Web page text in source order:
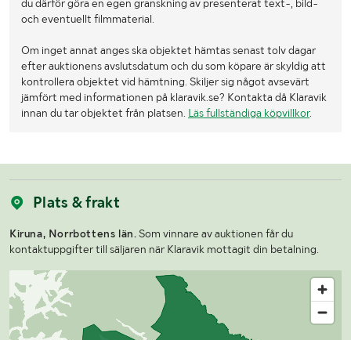
du därför göra en egen granskning av presenterat text-, bild-
och eventuellt filmmaterial.
Om inget annat anges ska objektet hämtas senast tolv dagar
efter auktionens avslutsdatum och du som köpare är skyldig att
kontrollera objektet vid hämtning. Skiljer sig något avsevärt
jämfört med informationen på klaravik.se? Kontakta då Klaravik
innan du tar objektet från platsen. Läs fullständiga köpvillkor.
Plats & frakt
Kiruna, Norrbottens län.Som vinnare av auktionen får du
kontaktuppgifter till säljaren när Klaravik mottagit din betalning.